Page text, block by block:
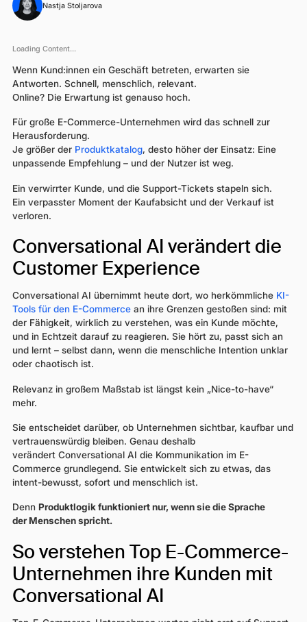
Nastja Stoljarova
Loading Content...
Wenn Kund:innen ein Geschäft betreten, erwarten sie
Antworten. Schnell, menschlich, relevant.
Online? Die Erwartung ist genauso hoch.
Für große E-Commerce-Unternehmen wird das schnell zur
Herausforderung.
Je größer der Produktkatalog, desto höher der Einsatz: Eine
unpassende Empfehlung – und der Nutzer ist weg.
Ein verwirrter Kunde, und die Support-Tickets stapeln sich.
Ein verpasster Moment der Kaufabsicht und der Verkauf ist
verloren.
Conversational AI verändert die
Customer Experience
Conversational AI übernimmt heute dort, wo herkömmliche KI-
Tools für den E-Commercean ihre Grenzen gestoßen sind: mit
der Fähigkeit, wirklich zu verstehen, was ein Kunde möchte,
und in Echtzeit darauf zu reagieren. Sie hört zu, passt sich an
und lernt – selbst dann, wenn die menschliche Intention unklar
oder chaotisch ist.
Relevanz in großem Maßstab ist längst kein „Nice-to-have“
mehr.
Sie entscheidet darüber, ob Unternehmen sichtbar, kaufbar und
vertrauenswürdig bleiben. Genau deshalb
verändert Conversational AI die Kommunikation im E-
Commerce grundlegend. Sie entwickelt sich zu etwas, das
intent-bewusst, sofort und menschlich ist.
Denn Produktlogik funktioniert nur, wenn sie die Sprache
der Menschen spricht.
So verstehen Top E-Commerce-
Unternehmen ihre Kunden mit
Conversational AI